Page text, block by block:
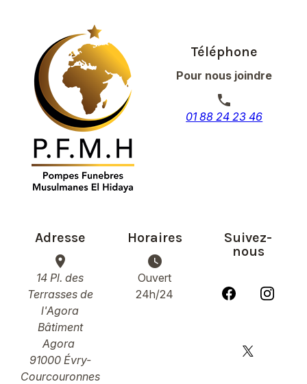
Téléphone
Pour nous joindre
phone
01 88 24 23 46
Adresse
place
14 Pl. des
Terrasses de
l'Agora
Bâtiment
Agora
91000 Évry-
Courcouronnes
Horaires
watch_later
Ouvert
24h/24
Suivez-
nous